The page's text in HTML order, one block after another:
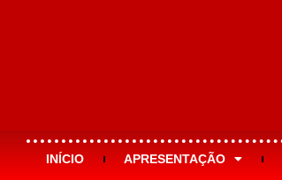
INÍCIO APRESENTAÇÃO